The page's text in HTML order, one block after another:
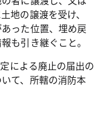
地の譲渡を受け、
った位置、埋め戻
も引き継ぐこと。
による廃止の届出の
て、所轄の消防本